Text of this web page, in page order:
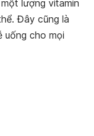
lượng vitamin
Đây cũng là
uống cho mọi